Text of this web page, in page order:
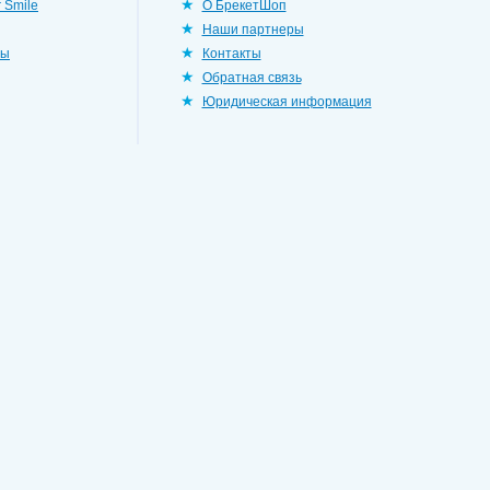
О БрекетШоп
Наши партнеры
Контакты
Обратная связь
Юридическая информация